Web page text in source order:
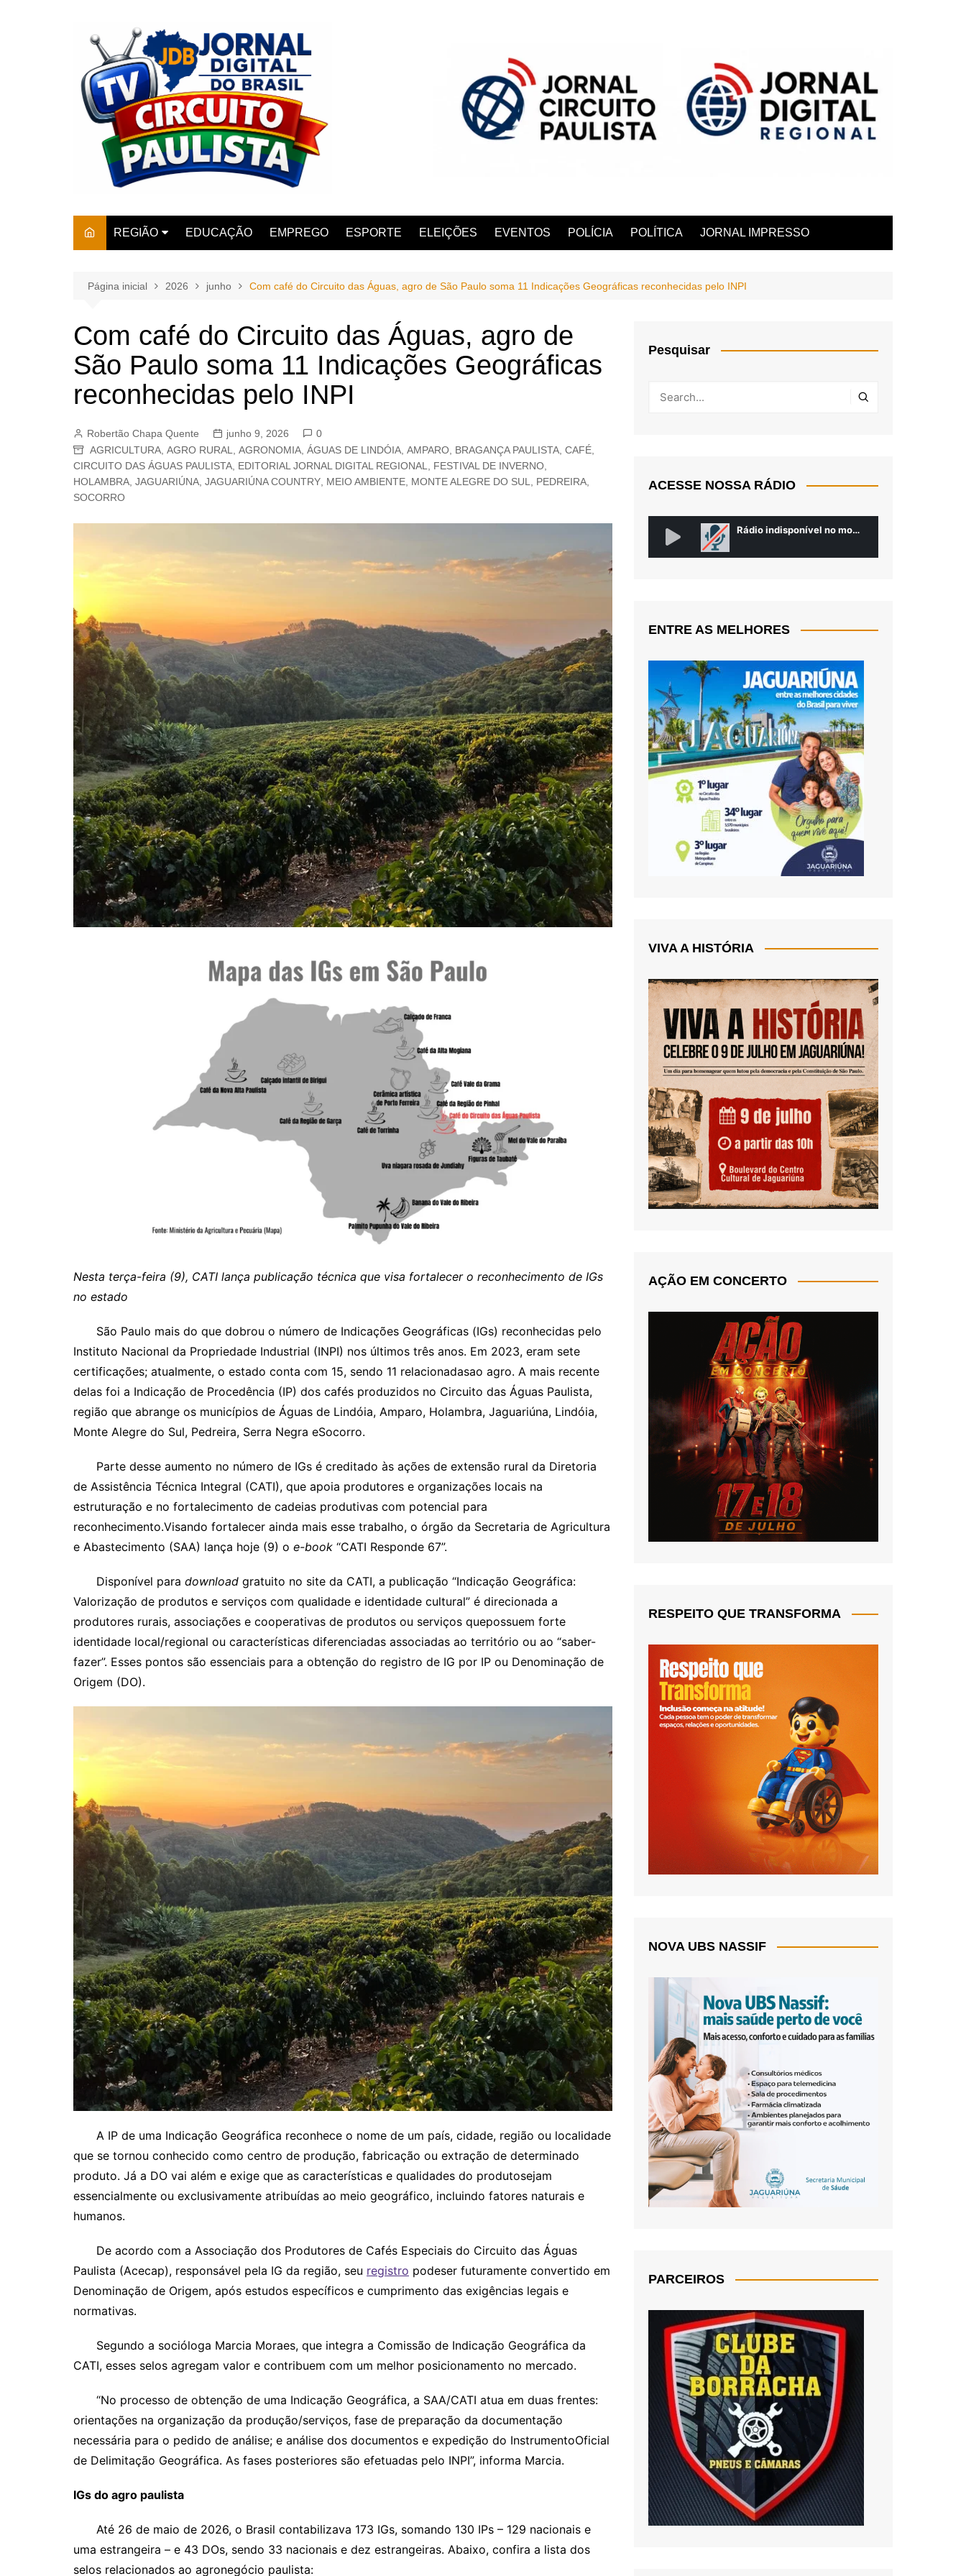
REGIÃO
AMPARO
BARRETOS
CAMPINAS
JAGUARIÚNA
JUNDIAÍ
LIMEIRA
MOGI GUAÇU
PAULÍNIA
RIBEIRÃO PRETO
EDUCAÇÃO EMPREGO ESPORTE ELEIÇÕES EVENTOS POLÍCIA POLÍTICA JORNAL IMPRESSO
Página inicial 2026 junho Com café do Circuito das Águas, agro de São Paulo soma 11 Indicações Geográficas reconhecidas pelo INPI
Com café do Circuito das Águas, agro de
São Paulo soma 11 Indicações Geográficas
reconhecidas pelo INPI
Robertão Chapa Quente junho 9, 2026
0
AGRICULTURA AGRO RURAL AGRONOMIA ÁGUAS DE LINDÓIA AMPARO BRAGANÇA PAULISTA CAFÉ
CIRCUITO DAS ÁGUAS PAULISTA EDITORIAL JORNAL DIGITAL REGIONAL FESTIVAL DE INVERNO
HOLAMBRA JAGUARIÚNA JAGUARIÚNA COUNTRY MEIO AMBIENTE MONTE ALEGRE DO SUL PEDREIRA
SOCORRO
Nesta terça-feira (9), CATI lança publicação técnica que visa fortalecer o reconhecimento de IGs
no estado
São Paulo mais do que dobrou o número de Indicações Geográficas (IGs) reconhecidas pelo
Instituto Nacional da Propriedade Industrial (INPI) nos últimos três anos. Em 2023, eram sete
certificações; atualmente, o estado conta com 15, sendo 11 relacionadasao agro. A mais recente
delas foi a Indicação de Procedência (IP) dos cafés produzidos no Circuito das Águas Paulista,
região que abrange os municípios de Águas de Lindóia, Amparo, Holambra, Jaguariúna, Lindóia,
Monte Alegre do Sul, Pedreira, Serra Negra eSocorro.
Parte desse aumento no número de IGs é creditado às ações de extensão rural da Diretoria
de Assistência Técnica Integral (CATI), que apoia produtores e organizações locais na
estruturação e no fortalecimento de cadeias produtivas com potencial para
reconhecimento.Visando fortalecer ainda mais esse trabalho, o órgão da Secretaria de Agricultura
e Abastecimento (SAA) lança hoje (9) o e-book “CATI Responde 67”.
Disponível para download gratuito no site da CATI, a publicação “Indicação Geográfica:
Valorização de produtos e serviços com qualidade e identidade cultural” é direcionada a
produtores rurais, associações e cooperativas de produtos ou serviços quepossuem forte
identidade local/regional ou características diferenciadas associadas ao território ou ao “saber-
fazer”. Esses pontos são essenciais para a obtenção do registro de IG por IP ou Denominação de
Origem (DO).
A IP de uma Indicação Geográfica reconhece o nome de um país, cidade, região ou localidade
que se tornou conhecido como centro de produção, fabricação ou extração de determinado
produto. Já a DO vai além e exige que as características e qualidades do produtosejam
essencialmente ou exclusivamente atribuídas ao meio geográfico, incluindo fatores naturais e
humanos.
De acordo com a Associação dos Produtores de Cafés Especiais do Circuito das Águas
Paulista (Acecap), responsável pela IG da região, seu registro podeser futuramente convertido em
Denominação de Origem, após estudos específicos e cumprimento das exigências legais e
normativas.
Segundo a socióloga Marcia Moraes, que integra a Comissão de Indicação Geográfica da
CATI, esses selos agregam valor e contribuem com um melhor posicionamento no mercado.
“No processo de obtenção de uma Indicação Geográfica, a SAA/CATI atua em duas frentes:
orientações na organização da produção/serviços, fase de preparação da documentação
necessária para o pedido de análise; e análise dos documentos e expedição do InstrumentoOficial
de Delimitação Geográfica. As fases posteriores são efetuadas pelo INPI”, informa Marcia.
IGs do agro paulista
Até 26 de maio de 2026, o Brasil contabilizava 173 IGs, somando 130 IPs – 129 nacionais e
uma estrangeira – e 43 DOs, sendo 33 nacionais e dez estrangeiras. Abaixo, confira a lista dos
selos relacionados ao agronegócio paulista:
Pesquisar
ACESSE NOSSA RÁDIO
ENTRE AS MELHORES
VIVA A HISTÓRIA
AÇÃO EM CONCERTO
RESPEITO QUE TRANSFORMA
NOVA UBS NASSIF
PARCEIROS